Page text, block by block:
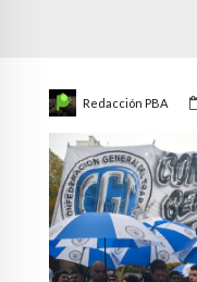
Redacción PBA